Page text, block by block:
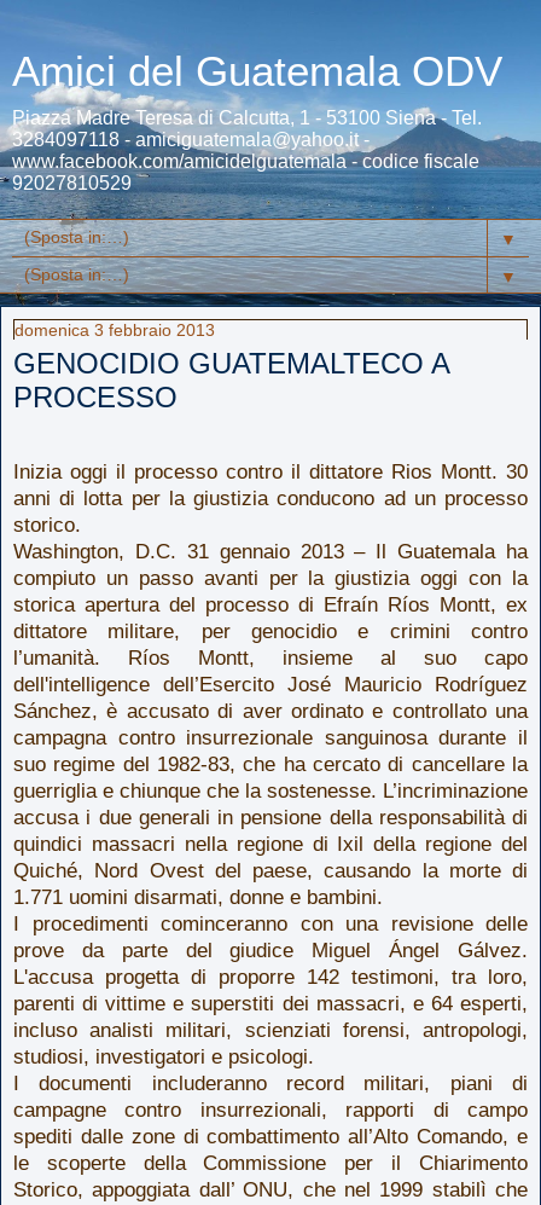
Amici del Guatemala ODV
Piazza Madre Teresa di Calcutta, 1 - 53100 Siena - Tel.
3284097118 - amiciguatemala@yahoo.it -
www.facebook.com/amicidelguatemala - codice fiscale
92027810529
▼
▼
domenica 3 febbraio 2013
GENOCIDIO GUATEMALTECO A
PROCESSO
Inizia oggi il processo contro il dittatore Rios Montt. 30
anni di lotta per la giustizia conducono ad un processo
storico.
Washington, D.C. 31 gennaio 2013 – Il Guatemala ha
compiuto un passo avanti per la giustizia oggi con la
storica apertura del processo di Efraín Ríos Montt, ex
dittatore militare, per genocidio e crimini contro
l’umanità. Ríos Montt, insieme al suo capo
dell'intelligence dell’Esercito José Mauricio Rodríguez
Sánchez, è accusato di aver ordinato e controllato una
campagna contro insurrezionale sanguinosa durante il
suo regime del 1982-83, che ha cercato di cancellare la
guerriglia e chiunque che la sostenesse. L’incriminazione
accusa i due generali in pensione della responsabilità di
quindici massacri nella regione di Ixil della regione del
Quiché, Nord Ovest del paese, causando la morte di
1.771 uomini disarmati, donne e bambini.
I procedimenti cominceranno con una revisione delle
prove da parte del giudice Miguel Ángel Gálvez.
L'accusa progetta di proporre 142 testimoni, tra loro,
parenti di vittime e superstiti dei massacri, e 64 esperti,
incluso analisti militari, scienziati forensi, antropologi,
studiosi, investigatori e psicologi.
I documenti includeranno record militari, piani di
campagne contro insurrezionali, rapporti di campo
spediti dalle zone di combattimento all’Alto Comando, e
le scoperte della Commissione per il Chiarimento
Storico, appoggiata dall’ ONU, che nel 1999 stabilì che